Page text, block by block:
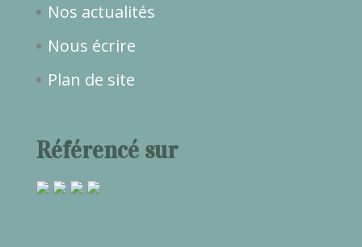
Nos actualités
Nous écrire
Plan de site
Référencé sur